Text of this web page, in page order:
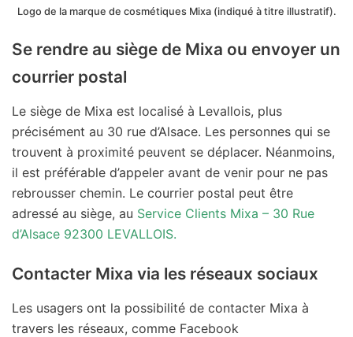
Logo de la marque de cosmétiques Mixa (indiqué à titre illustratif).
Se rendre au siège de Mixa ou envoyer un
courrier postal
Le siège de Mixa est localisé à Levallois, plus
précisément au 30 rue d’Alsace. Les personnes qui se
trouvent à proximité peuvent se déplacer. Néanmoins,
il est préférable d’appeler avant de venir pour ne pas
rebrousser chemin. Le courrier postal peut être
adressé au siège, au Service Clients Mixa – 30 Rue
d’Alsace 92300 LEVALLOIS.
Contacter Mixa via les réseaux sociaux
Les usagers ont la possibilité de contacter Mixa à
travers les réseaux, comme Facebook